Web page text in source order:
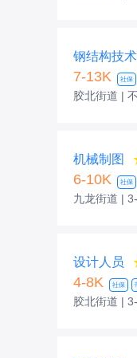
钢结构技
7-13K 社保
胶北街道 |
机械制图
6-10K 社保
九龙街道 |
设计人员
4-8K 社保
胶北街道 |